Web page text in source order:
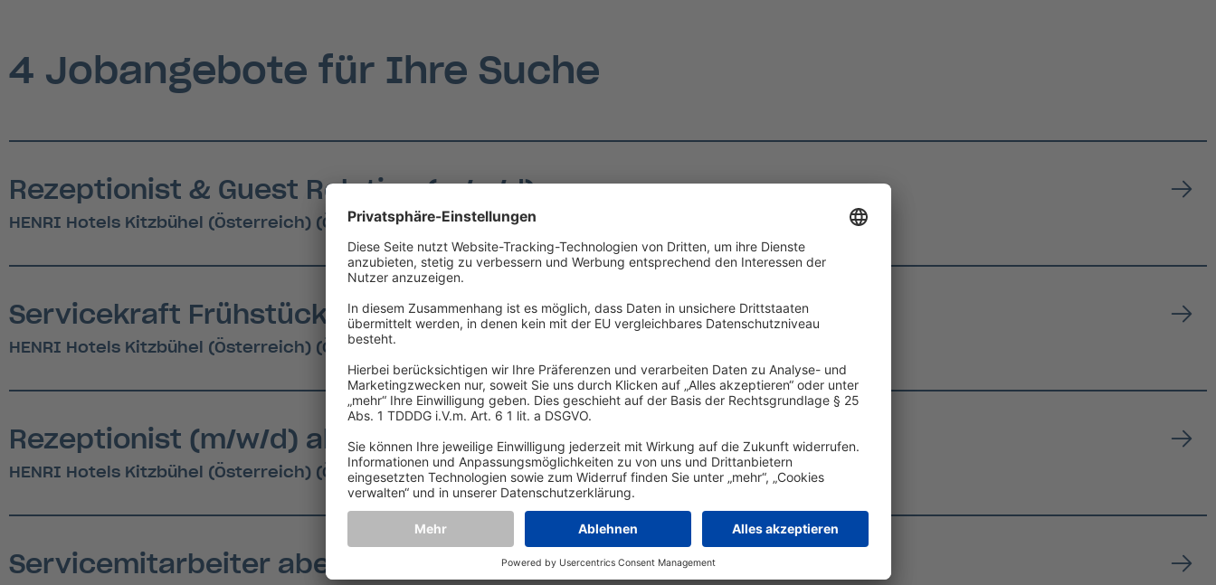
4 Jobangebote für Ihre Suche
Rezeptionist & Guest Relation (m/w/d)
HENRI Hotels Kitzbühel (Österreich) (Österreich)
Servicekraft Frühstück (m/w/d)
HENRI Hotels Kitzbühel (Österreich) (Österreich)
Rezeptionist (m/w/d) ab Dezember 2026
HENRI Hotels Kitzbühel (Österreich) (Österreich)
Servicemitarbeiter abends (m/w/d) Teilzeit